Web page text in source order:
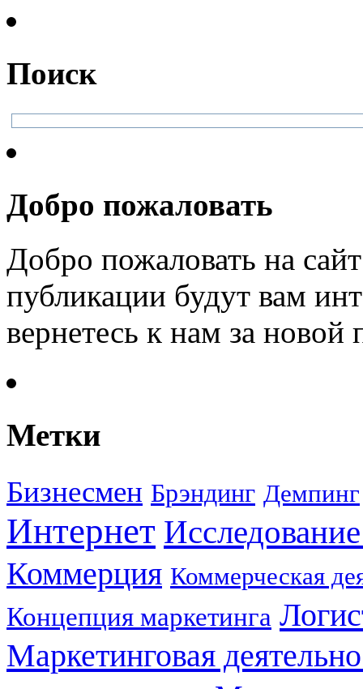
Поиск
Добро пожаловать
Добро пожаловать на
публикации будут вам
вернетесь к нам за
Метки
Бизнесмен Брэндинг Демпинг
Интернет
Коммерция Коммерческая
Концепция маркетинга
Маркетинговая